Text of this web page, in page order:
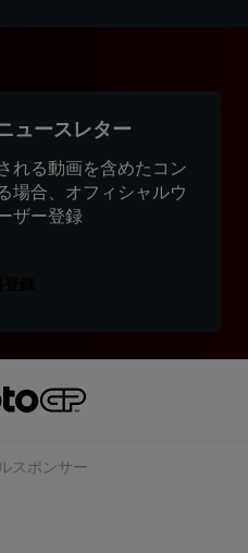
ュースレター
れる動画を含めたコン
場合、オフィシャルウ
ザー登録
スポンサー